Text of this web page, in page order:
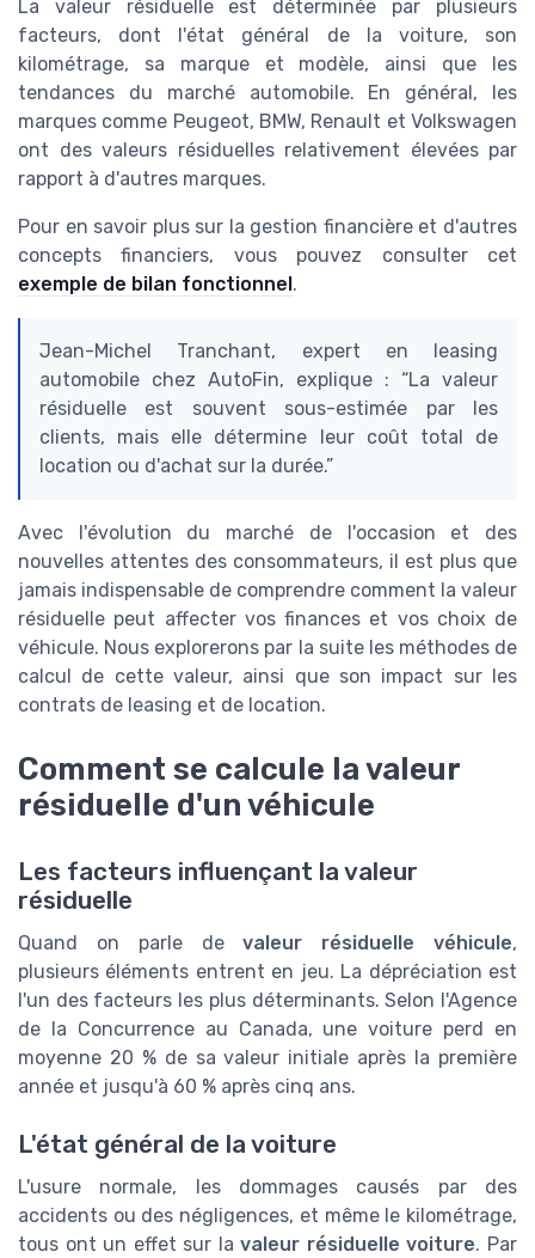
La valeur résiduelle est déterminée par plusieurs
facteurs, dont l'état général de la voiture, son
kilométrage, sa marque et modèle, ainsi que les
tendances du marché automobile. En général, les
marques comme Peugeot, BMW, Renault et Volkswagen
ont des valeurs résiduelles relativement élevées par
rapport à d'autres marques.
Pour en savoir plus sur la gestion financière et d'autres
concepts financiers, vous pouvez consulter cet
exemple de bilan fonctionnel.
Jean-Michel Tranchant, expert en leasing
automobile chez AutoFin, explique : “La valeur
résiduelle est souvent sous-estimée par les
clients, mais elle détermine leur coût total de
location ou d'achat sur la durée.”
Avec l'évolution du marché de l'occasion et des
nouvelles attentes des consommateurs, il est plus que
jamais indispensable de comprendre comment la valeur
résiduelle peut affecter vos finances et vos choix de
véhicule. Nous explorerons par la suite les méthodes de
calcul de cette valeur, ainsi que son impact sur les
contrats de leasing et de location.
Comment se calcule la valeur
résiduelle d'un véhicule
Les facteurs influençant la valeur
résiduelle
Quand on parle devaleur résiduelle véhicule,
plusieurs éléments entrent en jeu. La dépréciation est
l'un des facteurs les plus déterminants. Selon l'Agence
de la Concurrence au Canada, une voiture perd en
moyenne 20 % de sa valeur initiale après la première
année et jusqu'à 60 % après cinq ans.
L'état général de la voiture
L'usure normale, les dommages causés par des
accidents ou des négligences, et même le kilométrage,
tous ont un effet sur lavaleur résiduelle voiture. Par